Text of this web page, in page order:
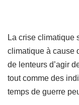
La crise climatique
climatique à cause
de lenteurs d’agir
tout comme des
temps de guerre